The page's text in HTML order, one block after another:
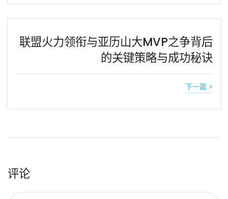
联盟火力领衔与亚历山大MVP之争背后
的关键策略与成功秘诀
下一篇 >
评论